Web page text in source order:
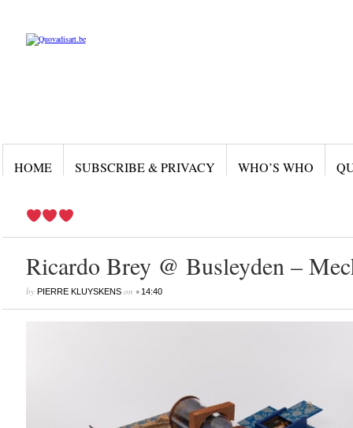
HOME SUBSCRIBE & PRIVACY WHO’S WHO
Ricardo Brey @ Busleyden –
by PIERRE KLUYSKENSon • 14:40